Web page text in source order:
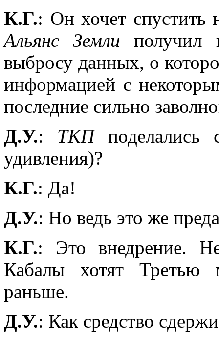
К.Г.: Он хочет спустить
Альянс Земли получил
выбросу данных, о
информацией с
последние сильно
Д.У.: ТКПподелались
удивления)?
К.Г.: Да!
Д.У.: Но ведь это же
К.Г.: Это внедрение.
Кабалы хотят Третью
раньше.
Д.У.: Как средство